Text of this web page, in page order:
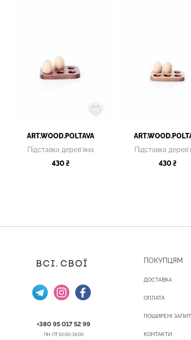
ART.WOOD.POLTAVA
Підставка дерев'яна
430 ₴
Підставка
430 ₴
+380 95 017 52 99
ПН-ПТ 10:00-19:00
ПОКУПЦЯМ
ДОСТАВКА
ОПЛАТА
ПОШИРЕНІ
КОНТАКТИ